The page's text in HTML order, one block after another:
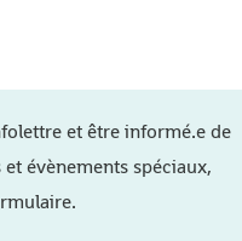
et être informé.e de
évènements spéciaux,